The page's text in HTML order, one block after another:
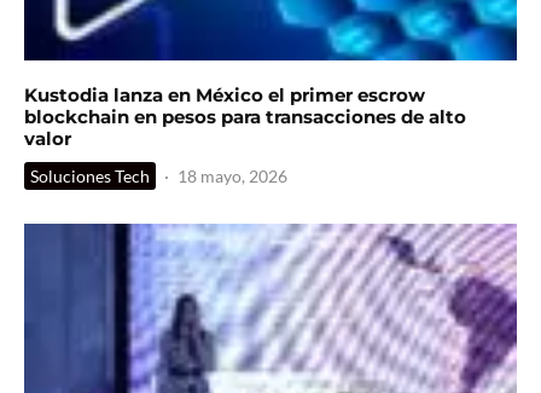
Kustodia lanza en México el primer escrow
blockchain en pesos para transacciones de alto
valor
Soluciones Tech · 18 mayo, 2026